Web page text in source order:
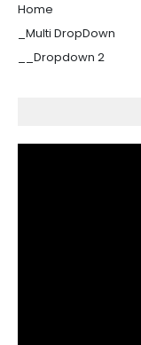
Home
_Multi DropDown
__Dropdown 2